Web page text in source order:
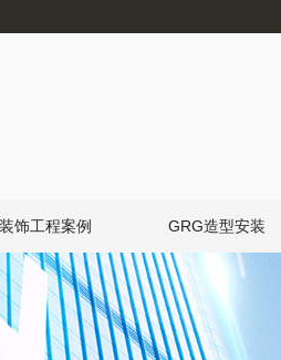
饰工程案例 GRG造型安装